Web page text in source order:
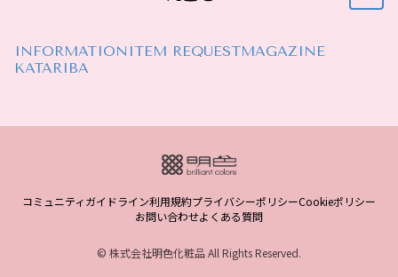
INFORMATION ITEM REQUESTMAGAZINE
KATARIBA
コミュニティガイドライン利用規約プライバシーポリシーCookieポリシー
お問い合わせよくある質問
© 株式会社明色化粧品 All Rights Reserved.